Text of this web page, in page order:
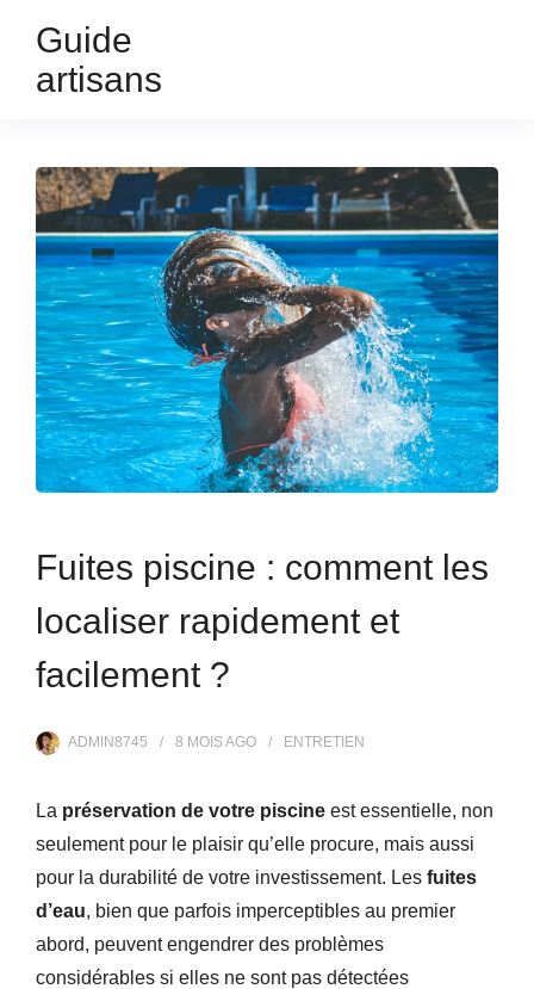
Guide
artisans
Fuites piscine : comment les
localiser rapidement et
facilement ?
ADMIN8745 8 MOISAGO ENTRETIEN
La préservation de votre piscine est essentielle, non
seulement pour le plaisir qu’elle procure, mais aussi
pour la durabilité de votre investissement. Les fuites
d’eau, bien que parfois imperceptibles au premier
abord, peuvent engendrer des problèmes
considérables si elles ne sont pas détectées